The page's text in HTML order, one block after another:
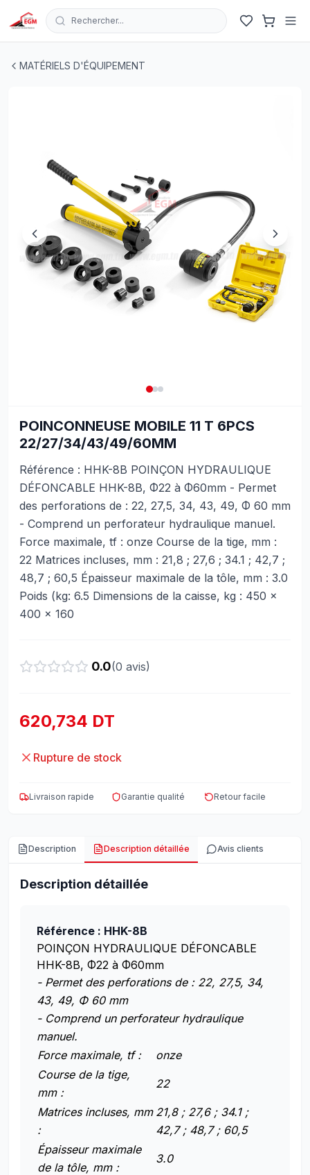
Rechercher...
MATÉRIELS D'ÉQUIPEMENT
POINCONNEUSE MOBILE 11 T 6PCS
22/27/34/43/49/60MM
Référence : HHK-8B POINÇON HYDRAULIQUE
DÉFONCABLE HHK-8B, Φ22 à Φ60mm - Permet
des perforations de : 22, 27,5, 34, 43, 49, Φ 60 mm
- Comprend un perforateur hydraulique manuel.
Force maximale, tf : onze Course de la tige, mm :
22 Matrices incluses, mm : 21,8 ; 27,6 ; 34.1 ; 42,7 ;
48,7 ; 60,5 Épaisseur maximale de la tôle, mm : 3.0
Poids (kg: 6.5 Dimensions de la caisse, kg : 450 x
400 x 160
0.0(0 avis)
620,734 DT
Rupture de stock
Livraison rapide Garantie qualité Retour facile
Description Description détaillée Avis clients
Description détaillée
Référence : HHK-8B
POINÇON HYDRAULIQUE DÉFONCABLE
HHK-8B, Φ22 à Φ60mm
- Permet des perforations de : 22, 27,5, 34,
43, 49, Φ 60 mm
- Comprend un perforateur hydraulique
manuel.
Force maximale, tf :
onze
Course de la tige,
mm :
22
Matrices incluses, mm
:
21,8 ; 27,6 ; 34.1 ;
42,7 ; 48,7 ; 60,5
Épaisseur maximale
de la tôle, mm :
3.0